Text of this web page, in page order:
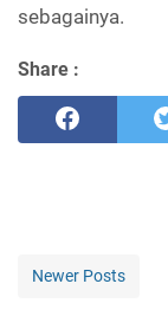
sebagainya.
Share :
Newer Posts